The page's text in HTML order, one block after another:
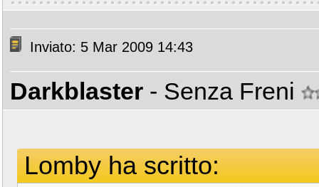
Inviato: 5 Mar 2009 14:43
Darkblaster - Senza Freni
Lomby ha scritto: